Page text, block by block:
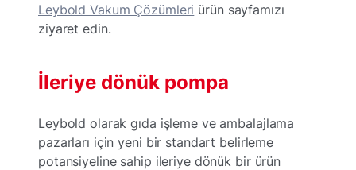
Leybold Vakum Çözümleri ürün sayfamızı
ziyaret edin.
İleriye dönük pompa
Leybold olarak gıda işleme ve ambalajlama
pazarları için yeni bir standart belirleme
potansiyeline sahip ileriye dönük bir ürün